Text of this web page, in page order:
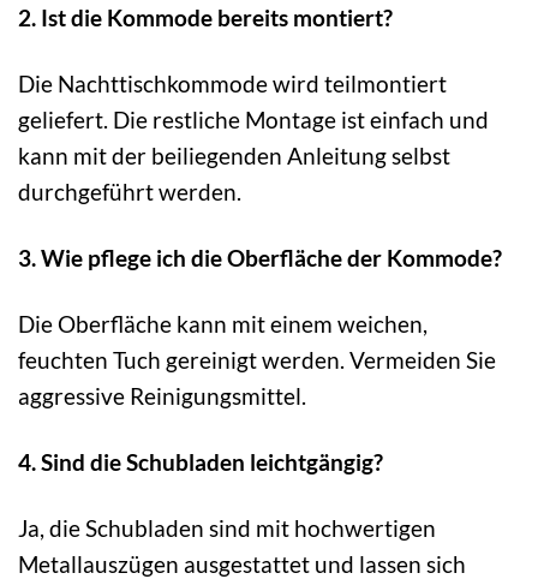
2. Ist die Kommode bereits montiert?
Die Nachttischkommode wird teilmontiert
geliefert. Die restliche Montage ist einfach und
kann mit der beiliegenden Anleitung selbst
durchgeführt werden.
3. Wie pflege ich die Oberfläche der Kommode?
Die Oberfläche kann mit einem weichen,
feuchten Tuch gereinigt werden. Vermeiden Sie
aggressive Reinigungsmittel.
4. Sind die Schubladen leichtgängig?
Ja, die Schubladen sind mit hochwertigen
Metallauszügen ausgestattet und lassen sich